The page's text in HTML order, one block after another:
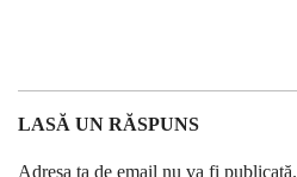
LASĂ UN RĂSPUNS
Adresa ta de email nu va fi publicată.